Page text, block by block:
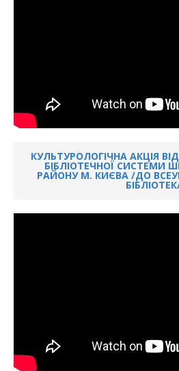
КУЛЬТУРОЛОГІЧНА АКЦІЯ
БІБЛІОТЕЧНОЇ СИСТЕМИ
РАЙОНУ М. КИЄВА /ДО